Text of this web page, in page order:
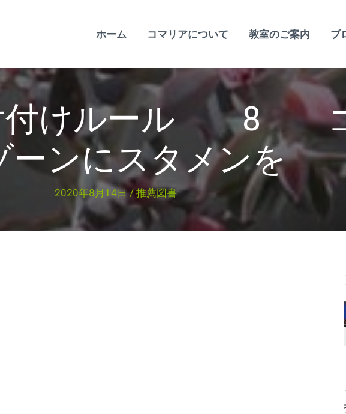
ホーム コマリアについて 教室のご案内 ブ
付けルール 8
ーンにスタメンを
2020年8月14日/推薦図書